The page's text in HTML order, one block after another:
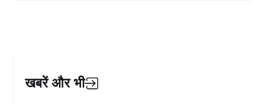
खबरें और भी